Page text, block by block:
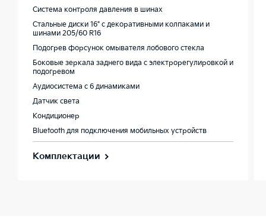
Система контроля давления в шинах
Стальные диски 16" с декоративными колпаками и
шинами 205/60 R16
Подогрев форсунок омывателя лобового стекла
Боковые зеркала заднего вида с электрорегулировкой и
подогревом
Аудиосистема с 6 динамиками
Датчик света
Кондиционер
Bluetooth для подключения мобильных устройств
Комплектации